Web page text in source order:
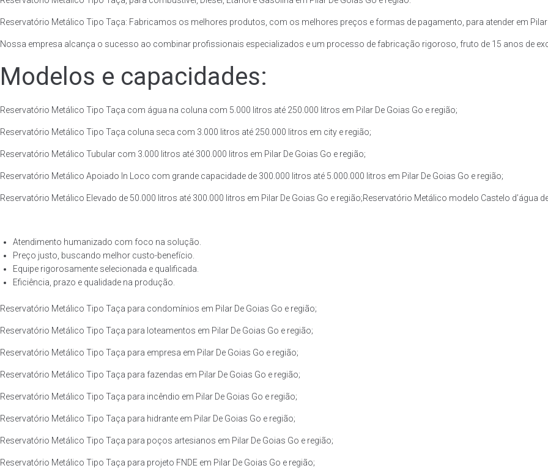
Reservatório Metálico Tipo Taça: Fabricamos os melhores produtos, com os melhores preços e formas de pagamento, para atender em Pilar
Nossa empresa alcança o sucesso ao combinar profissionais especializados e um processo de fabricação rigoroso, fruto de 15 anos de
Modelos e capacidades:
Reservatório Metálico Tipo Taça com água na coluna com 5.000 litros até 250.000 litros em Pilar De Goias Go e região;
Reservatório Metálico Tipo Taça coluna seca com 3.000 litros até 250.000 litros em city e região;
Reservatório Metálico Tubular com 3.000 litros até 300.000 litros em Pilar De Goias Go e região;
Reservatório Metálico Apoiado In Loco com grande capacidade de 300.000 litros até 5.000.000 litros em Pilar De Goias Go e região;
Reservatório Metálico Elevado de 50.000 litros até 300.000 litros em Pilar De Goias Go e região;Reservatório Metálico modelo Castelo d’água
Atendimento humanizado com foco na solução.
Preço justo, buscando melhor custo-benefício.
Equipe rigorosamente selecionada e qualificada.
Eficiência, prazo e qualidade na produção.
Reservatório Metálico Tipo Taça para condomínios em Pilar De Goias Go e região;
Reservatório Metálico Tipo Taça para loteamentos em Pilar De Goias Go e região;
Reservatório Metálico Tipo Taça para empresa em Pilar De Goias Go e região;
Reservatório Metálico Tipo Taça para fazendas em Pilar De Goias Go e região;
Reservatório Metálico Tipo Taça para incêndio em Pilar De Goias Go e região;
Reservatório Metálico Tipo Taça para hidrante em Pilar De Goias Go e região;
Reservatório Metálico Tipo Taça para poços artesianos em Pilar De Goias Go e região;
Reservatório Metálico Tipo Taça para projeto FNDE em Pilar De Goias Go e região;